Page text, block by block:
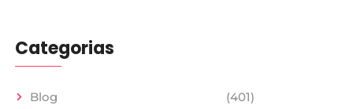
Categorias
Blog (401)